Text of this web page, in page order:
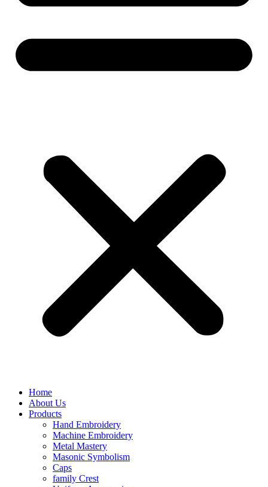
Home
About Us
Products
Hand Embroidery
Machine Embroidery
Metal Mastery
Masonic Symbolism
Caps
family Crest